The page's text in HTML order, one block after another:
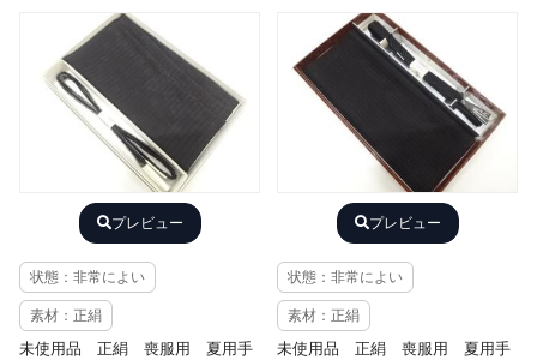
プレビュー
状態：非常によい
素材：正絹
未使用品 正絹 喪服用 夏用手
プレビュー
状態：非常によい
素材：正絹
未使用品 正絹 喪服用 夏用手